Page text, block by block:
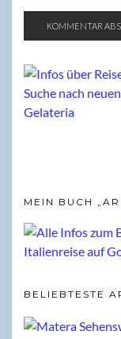
MEIN BUCH
BELIEBTESTE